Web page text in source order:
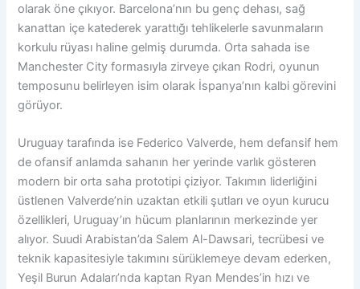
olarak öne çıkıyor. Barcelona’nın bu genç dehası, sağ
kanattan içe katederek yarattığı tehlikelerle savunmaların
korkulu rüyası haline gelmiş durumda. Orta sahada ise
Manchester City formasıyla zirveye çıkan Rodri, oyunun
temposunu belirleyen isim olarak İspanya’nın kalbi görevini
görüyor.
Uruguay tarafında ise Federico Valverde, hem defansif hem
de ofansif anlamda sahanın her yerinde varlık gösteren
modern bir orta saha prototipi çiziyor. Takımın liderliğini
üstlenen Valverde’nin uzaktan etkili şutları ve oyun kurucu
özellikleri, Uruguay’ın hücum planlarının merkezinde yer
alıyor. Suudi Arabistan’da Salem Al-Dawsari, tecrübesi ve
teknik kapasitesiyle takımını sürüklemeye devam ederken,
Yeşil Burun Adaları’nda kaptan Ryan Mendes’in hızı ve